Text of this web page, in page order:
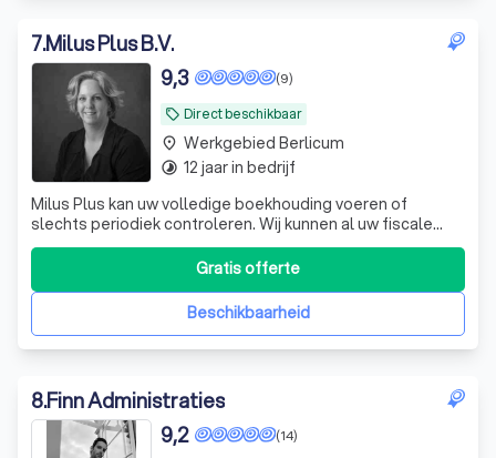
7.Milus Plus B.V.
local_offer Direct beschikbaar
(9)
9,3
Milus Plus kan uw volledige boekhouding voeren of
slechts periodiek controleren. Wij kunnen al uw fiscale
aangiften, periodieke rapportages en salarisadministratie
verzorgen ongeacht of u nu een eenmanszaak,
vennootschap onder firma, maatschap, stichting,
vereniging of een besloten vennootschap heef
Beschikbaarheid
Gratis offerte
place Werkgebied Berlicum
timelapse 12 jaar in bedrijf
8.Finn Administraties
(14)
9,2